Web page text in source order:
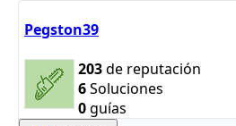
Pegston39
203de reputación
6Soluciones
0guías